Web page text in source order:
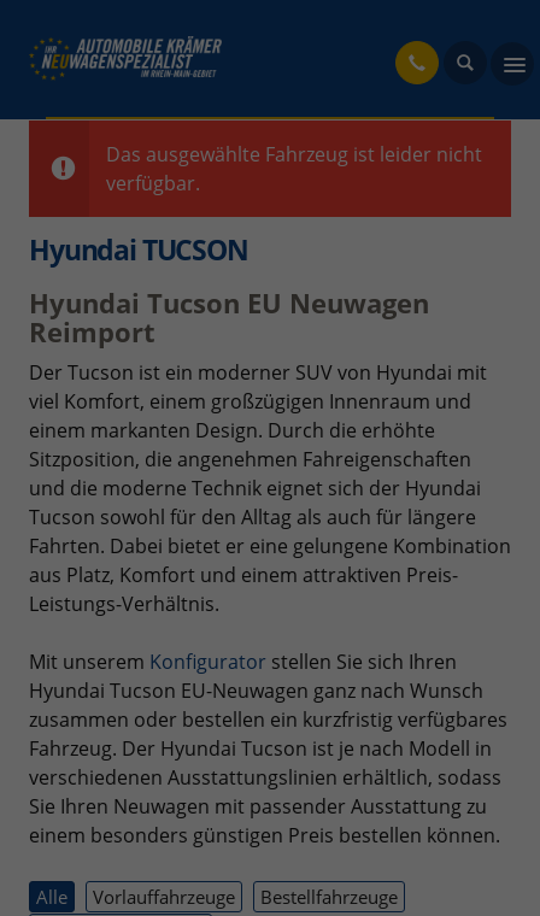
Das ausgewählte Fahrzeug ist leider nicht
verfügbar.
Hyundai TUCSON
Hyundai Tucson EU Neuwagen
Reimport
Der Tucson ist ein moderner SUV von Hyundai mit
viel Komfort, einem großzügigen Innenraum und
einem markanten Design. Durch die erhöhte
Sitzposition, die angenehmen Fahreigenschaften
und die moderne Technik eignet sich der Hyundai
Tucson sowohl für den Alltag als auch für längere
Fahrten. Dabei bietet er eine gelungene Kombination
aus Platz, Komfort und einem attraktiven Preis-
Leistungs-Verhältnis.
Mit unserem Konfigurator stellen Sie sich Ihren
Hyundai Tucson EU-Neuwagen ganz nach Wunsch
zusammen oder bestellen ein kurzfristig verfügbares
Fahrzeug. Der Hyundai Tucson ist je nach Modell in
verschiedenen Ausstattungslinien erhältlich, sodass
Sie Ihren Neuwagen mit passender Ausstattung zu
einem besonders günstigen Preis bestellen können.
Alle Vorlauffahrzeuge
Bestellfahrzeuge